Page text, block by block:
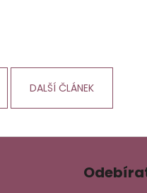
DALŠÍ ČLÁNEK